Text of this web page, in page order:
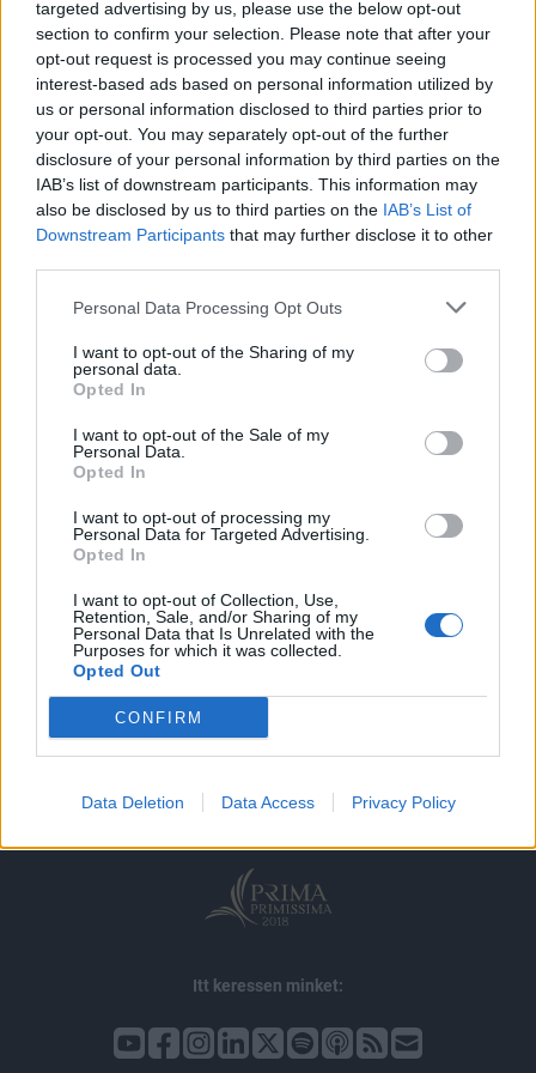
targeted advertising by us, please use the below opt-out
section to confirm your selection. Please note that after your
opt-out request is processed you may continue seeing
interest-based ads based on personal information utilized by
us or personal information disclosed to third parties prior to
your opt-out. You may separately opt-out of the further
disclosure of your personal information by third parties on the
IAB’s list of downstream participants. This information may
also be disclosed by us to third parties on the IAB’s List of
Downstream Participants that may further disclose it to other
Personal Data Processing Opt Outs
I want to opt-out of the Sharing of my
personal data.
Opted In
I want to opt-out of the Sale of my
Personal Data.
Opted In
I want to opt-out of processing my
Personal Data for Targeted Advertising.
Opted In
I want to opt-out of Collection, Use,
Retention, Sale, and/or Sharing of my
Personal Data that Is Unrelated with the
Purposes for which it was collected.
Opted Out
CONFIRM
Data Deletion Data Access Privacy Policy
rendelkezik, ami a kibocsátott teljes részvénymennyiség
KEDVES OLVASÓNK!
A keresett cikk a portfolio.hu hírarchívumához
tartozik, melynek olvasása előfizetéses
regisztrációhoz kötött.
Az előfizetés a következőket tartalmazza:
Portfolio.hu teljes cikkarchívum
kötéslistái
MÁR ELŐFIZETŐNK VAGY? BEJELENTKEZÉS
© 2026 Portfolio
impresszum
jogi nyilatkozat
kommentkezelés
ÁSZF
Itt keressen minket: